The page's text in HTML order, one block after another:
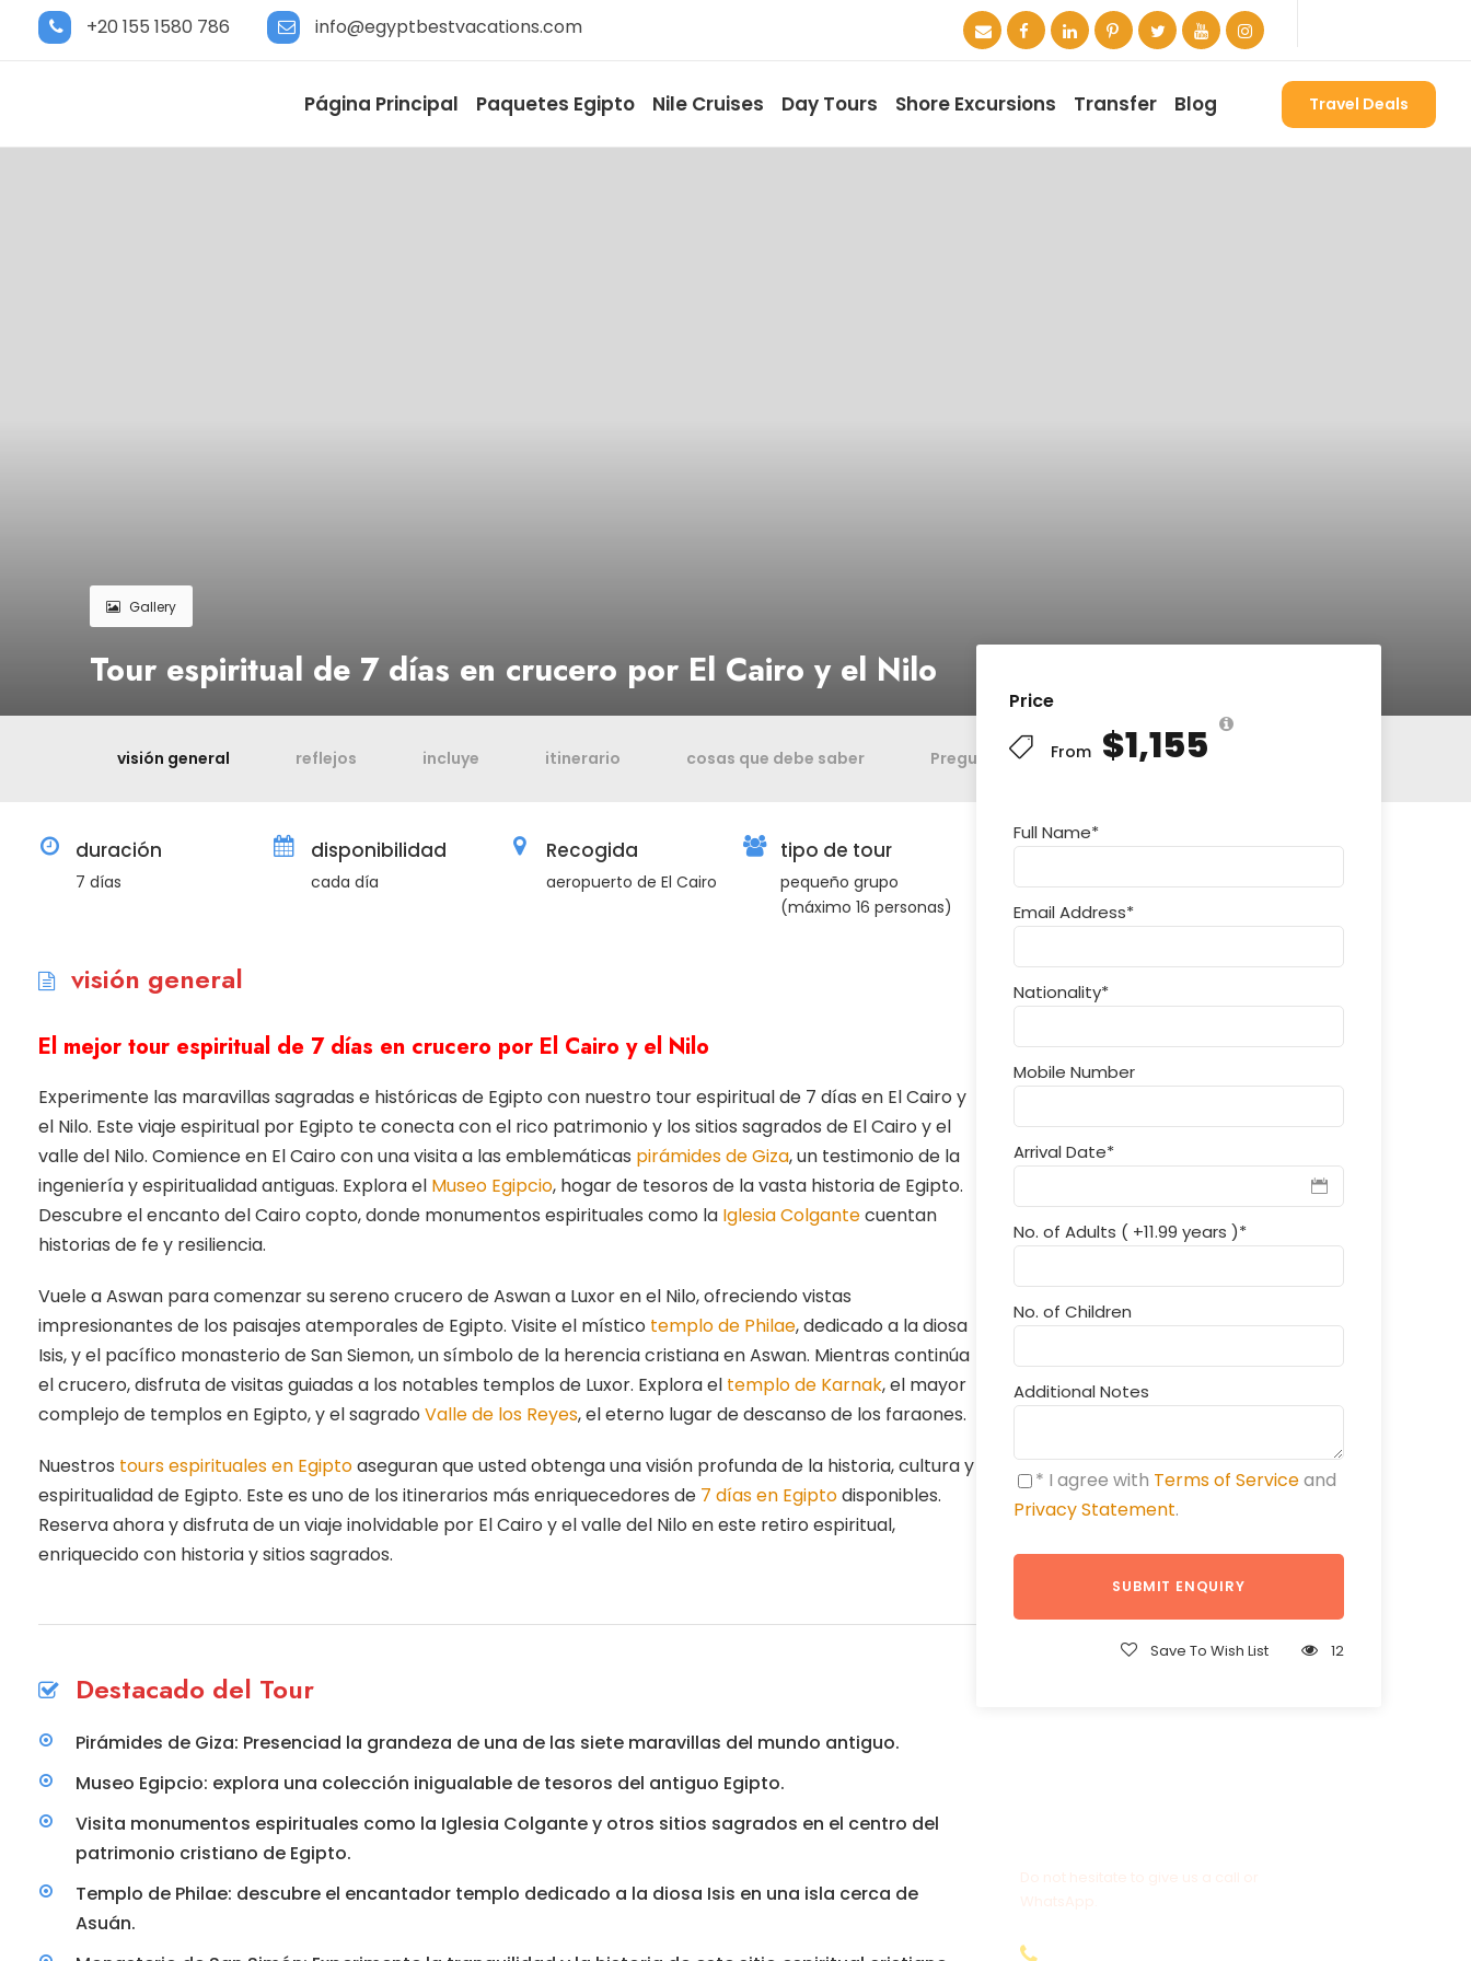
+20 155 1580 786 info@egyptbestvacations.com
Página Principal Paquetes Egipto Nile Cruises Day Tours Shore Excursions Transfer Blog Travel Deals
Gallery
Tour espiritual de 7 días en crucero por El Cairo y el Nilo
Price
From $1,155
Full Name*
Email Address*
Nationality*
Mobile Number
Arrival Date*
No. of Adults ( +11.99 years )*
No. of Children
Additional Notes
* I agree with Terms of Serviceand
Privacy Statement.
Save To Wish List 12
visión general reflejos incluye itinerario cosas que debe saber Preguentas Frecuentas
duración
7 días
disponibilidad
cada día
Recogida
aeropuerto de El Cairo
tipo de tour
pequeño grupo
(máximo 16 personas)
visión general
El mejor tour espiritual de 7 días en crucero por El Cairo y el Nilo
Experimente las maravillas sagradas e históricas de Egipto con nuestro tour espiritual de 7 días en El Cairo y
el Nilo. Este viaje espiritual por Egipto te conecta con el rico patrimonio y los sitios sagrados de El Cairo y el
valle del Nilo. Comience en El Cairo con una visita a las emblemáticas pirámides de Giza, un testimonio de la
ingeniería y espiritualidad antiguas. Explora el Museo Egipcio, hogar de tesoros de la vasta historia de Egipto.
Descubre el encanto del Cairo copto, donde monumentos espirituales como la Iglesia Colgantecuentan
historias de fe y resiliencia.
Vuele a Aswan para comenzar su sereno crucero de Aswan a Luxor en el Nilo, ofreciendo vistas
impresionantes de los paisajes atemporales de Egipto. Visite el místico templo de Philae, dedicado a la diosa
Isis, y el pacífico monasterio de San Siemon, un símbolo de la herencia cristiana en Aswan. Mientras continúa
el crucero, disfruta de visitas guiadas a los notables templos de Luxor. Explora el templo de Karnak, el mayor
complejo de templos en Egipto, y el sagrado Valle de los Reyes, el eterno lugar de descanso de los faraones.
Nuestros tours espirituales en Egiptoaseguran que usted obtenga una visión profunda de la historia, cultura y
espiritualidad de Egipto. Este es uno de los itinerarios más enriquecedores de 7 días en Egiptodisponibles.
Reserva ahora y disfruta de un viaje inolvidable por El Cairo y el valle del Nilo en este retiro espiritual,
enriquecido con historia y sitios sagrados.
Destacado del Tour
Pirámides de Giza: Presenciad la grandeza de una de las siete maravillas del mundo antiguo.
Museo Egipcio: explora una colección inigualable de tesoros del antiguo Egipto.
Visita monumentos espirituales como la Iglesia Colgante y otros sitios sagrados en el centro del
patrimonio cristiano de Egipto.
Templo de Philae: descubre el encantador templo dedicado a la diosa Isis en una isla cerca de
Asuán.